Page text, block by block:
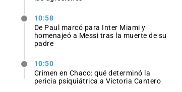
10:58
De Paul marcó para Inter Miami y
homenajeó a Messi tras la muerte de su
padre
10:50
Crimen en Chaco: qué determinó la
pericia psiquiátrica a Victoria Cantero